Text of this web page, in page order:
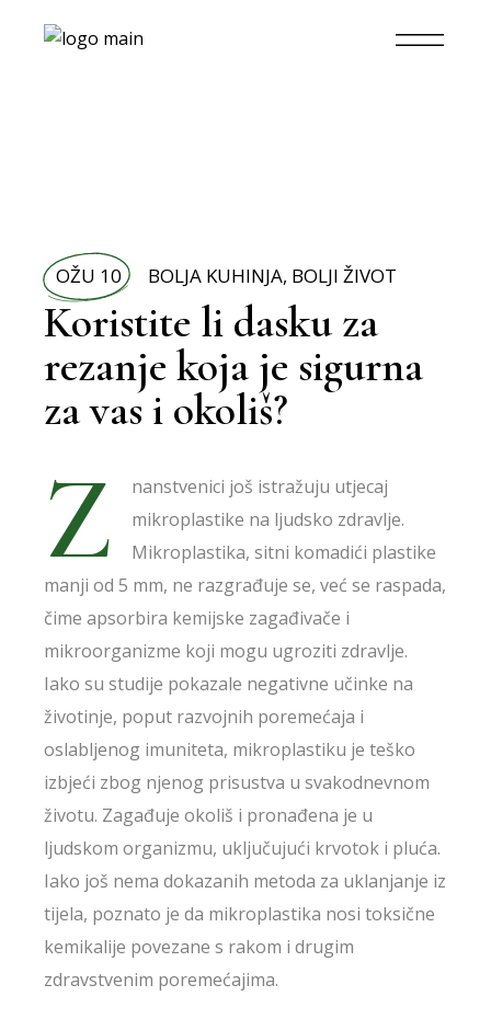
OŽU 10 BOLJA KUHINJA, BOLJI ŽIVOT
Koristite li dasku za
rezanje koja je sigurna
za vas i okoliš?
Z
nanstvenici još istražuju utjecaj
mikroplastike na ljudsko zdravlje.
Mikroplastika, sitni komadići plastike
manji od 5 mm, ne razgrađuje se, već se raspada,
čime apsorbira kemijske zagađivače i
mikroorganizme koji mogu ugroziti zdravlje.
Iako su studije pokazale negativne učinke na
životinje, poput razvojnih poremećaja i
oslabljenog imuniteta, mikroplastiku je teško
izbjeći zbog njenog prisustva u svakodnevnom
životu. Zagađuje okoliš i pronađena je u
ljudskom organizmu, uključujući krvotok i pluća.
Iako još nema dokazanih metoda za uklanjanje iz
tijela, poznato je da mikroplastika nosi toksične
kemikalije povezane s rakom i drugim
zdravstvenim poremećajima.